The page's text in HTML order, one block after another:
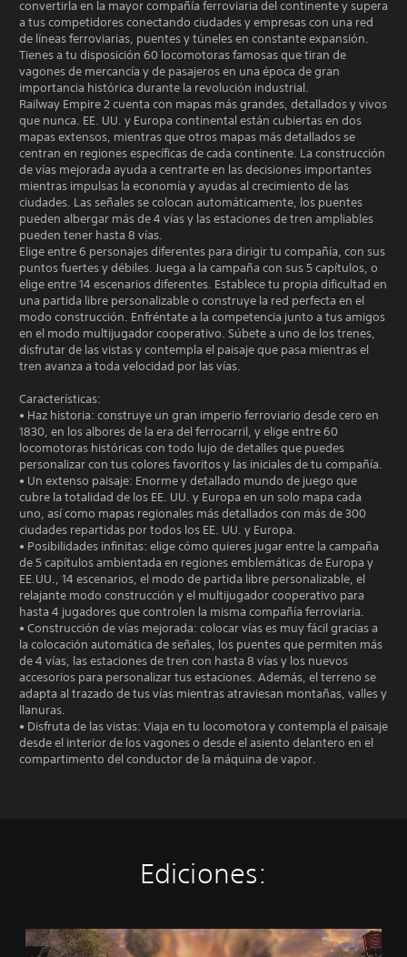
convertirla en la mayor compañía ferroviaria del continente y supera
a tus competidores conectando ciudades y empresas con una red
de líneas ferroviarias, puentes y túneles en constante expansión.
Tienes a tu disposición 60 locomotoras famosas que tiran de
vagones de mercancía y de pasajeros en una época de gran
importancia histórica durante la revolución industrial.
Railway Empire 2 cuenta con mapas más grandes, detallados y vivos
que nunca. EE. UU. y Europa continental están cubiertas en dos
mapas extensos, mientras que otros mapas más detallados se
centran en regiones específicas de cada continente. La construcción
de vías mejorada ayuda a centrarte en las decisiones importantes
mientras impulsas la economía y ayudas al crecimiento de las
ciudades. Las señales se colocan automáticamente, los puentes
pueden albergar más de 4 vías y las estaciones de tren ampliables
pueden tener hasta 8 vías.
Elige entre 6 personajes diferentes para dirigir tu compañía, con sus
puntos fuertes y débiles. Juega a la campaña con sus 5 capítulos, o
elige entre 14 escenarios diferentes. Establece tu propia dificultad en
una partida libre personalizable o construye la red perfecta en el
modo construcción. Enfréntate a la competencia junto a tus amigos
en el modo multijugador cooperativo. Súbete a uno de los trenes,
disfrutar de las vistas y contempla el paisaje que pasa mientras el
tren avanza a toda velocidad por las vías.
Características:
• Haz historia: construye un gran imperio ferroviario desde cero en
1830, en los albores de la era del ferrocarril, y elige entre 60
locomotoras históricas con todo lujo de detalles que puedes
personalizar con tus colores favoritos y las iniciales de tu compañía.
• Un extenso paisaje: Enorme y detallado mundo de juego que
cubre la totalidad de los EE. UU. y Europa en un solo mapa cada
uno, así como mapas regionales más detallados con más de 300
ciudades repartidas por todos los EE. UU. y Europa.
• Posibilidades infinitas: elige cómo quieres jugar entre la campaña
de 5 capítulos ambientada en regiones emblemáticas de Europa y
EE.UU., 14 escenarios, el modo de partida libre personalizable, el
relajante modo construcción y el multijugador cooperativo para
hasta 4 jugadores que controlen la misma compañía ferroviaria.
• Construcción de vías mejorada: colocar vías es muy fácil gracias a
la colocación automática de señales, los puentes que permiten más
de 4 vías, las estaciones de tren con hasta 8 vías y los nuevos
accesorios para personalizar tus estaciones. Además, el terreno se
adapta al trazado de tus vías mientras atraviesan montañas, valles y
llanuras.
• Disfruta de las vistas: Viaja en tu locomotora y contempla el paisaje
desde el interior de los vagones o desde el asiento delantero en el
compartimento del conductor de la máquina de vapor.
Ediciones:
R